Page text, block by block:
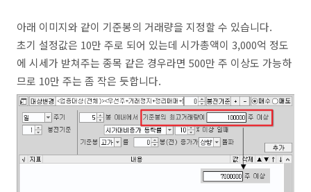
아래 이미지와 같이 기준봉의 거래량을 지정할 수 있습니다.
초기 설정값은 10만 주로 되어 있는데 시가총액이 3,000억 정도
에 시세가 받쳐주는 종목 같은 경우라면 500만 주 이상도 가능하
므로 10만 주는 좀 작은 듯합니다.